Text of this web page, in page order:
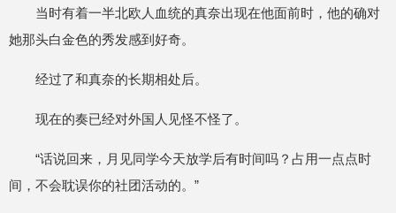
当时有着一半北欧人血统的真奈出现在他面前时，他的确对
她那头白金色的秀发感到好奇。
经过了和真奈的长期相处后。
现在的奏已经对外国人见怪不怪了。
“话说回来，月见同学今天放学后有时间吗？占用一点点时
间，不会耽误你的社团活动的。”